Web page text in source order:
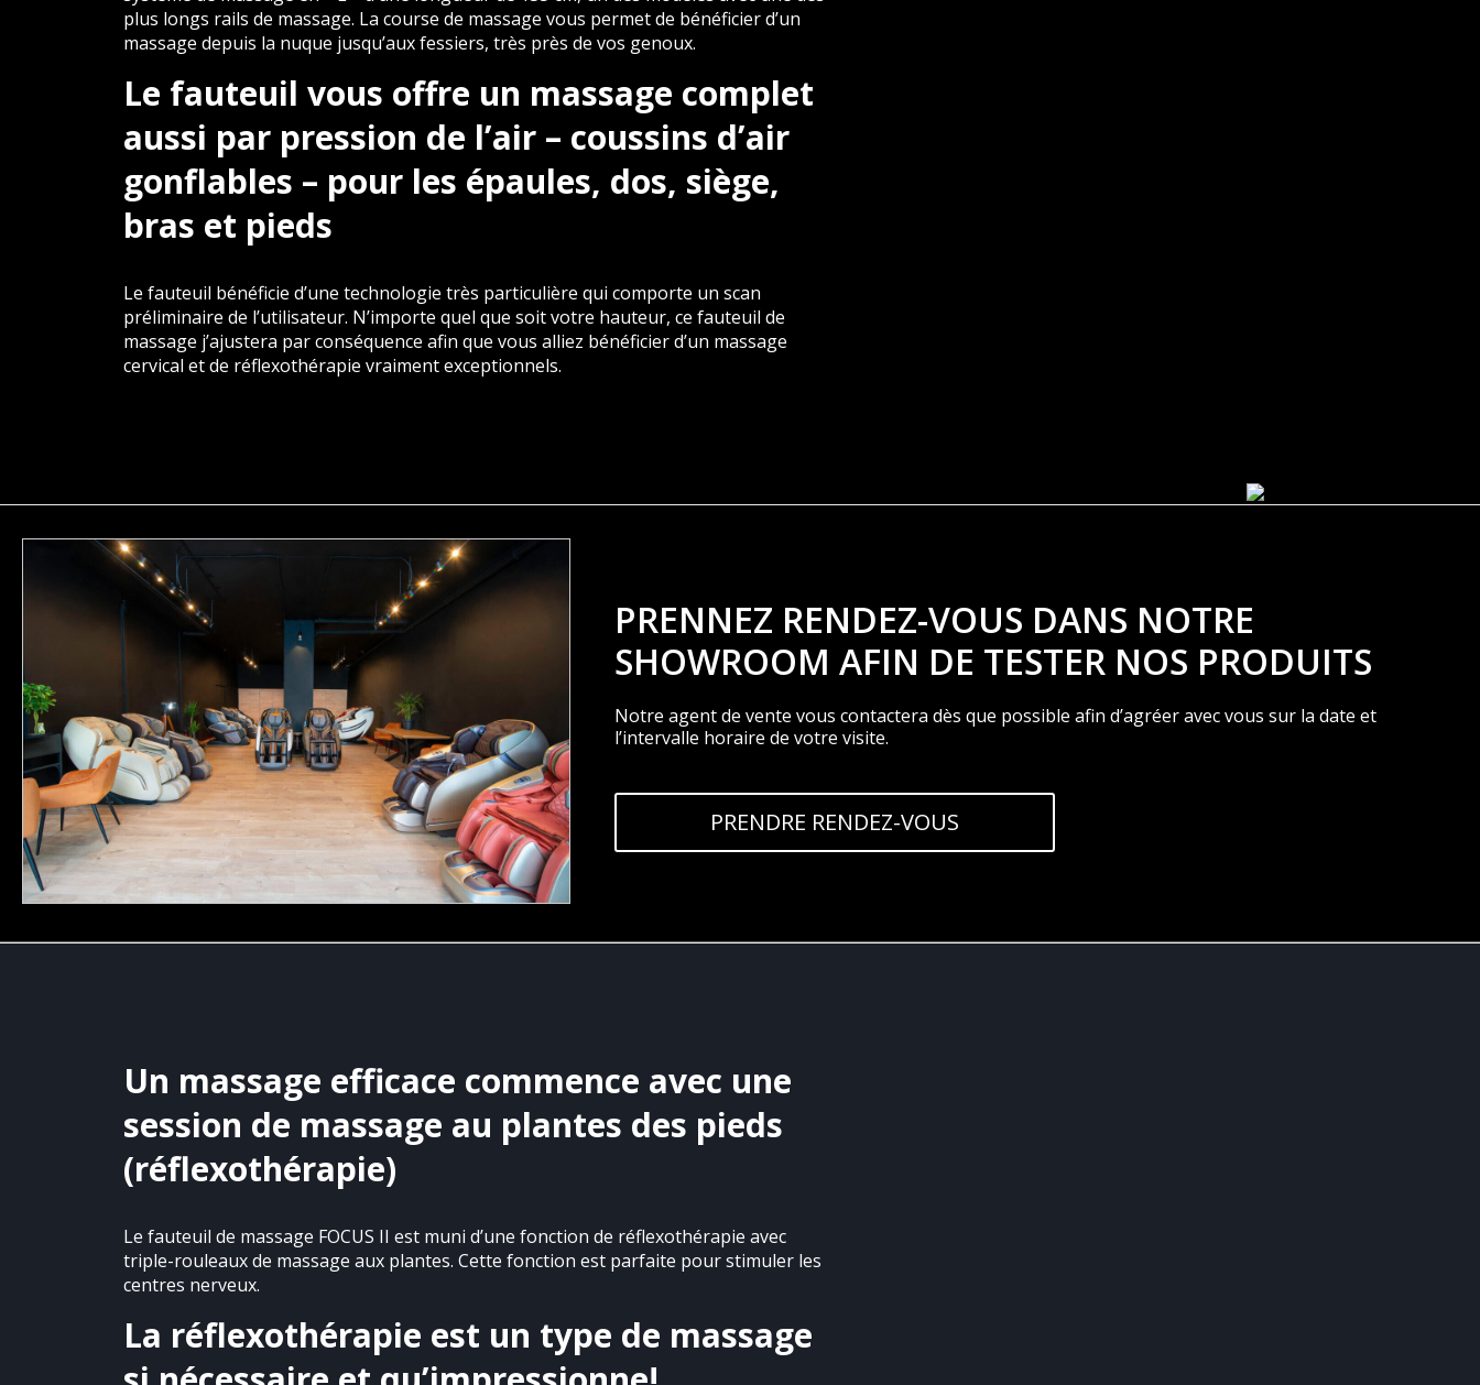
plus longs rails de massage. La course de massage vous permet de bénéficier d’un
massage depuis la nuque jusqu’aux fessiers, très près de vos genoux.
Le fauteuil vous offre un massage complet
aussi par pression de l’air – coussins d’air
gonflables – pour les épaules, dos, siège,
bras et pieds
Le fauteuil bénéficie d’une technologie très particulière qui comporte un scan
préliminaire de l’utilisateur. N’importe quel que soit votre hauteur, ce fauteuil de
massage j’ajustera par conséquence afin que vous alliez bénéficier d’un massage
cervical et de réflexothérapie vraiment exceptionnels.
PRENNEZ RENDEZ-VOUS DANS NOTRE
SHOWROOM AFIN DE TESTER NOS PRODUITS
Notre agent de vente vous contactera dès que possible afin d’agréer avec vous sur la date et
l’intervalle horaire de votre visite.
PRENDRE RENDEZ-VOUS
Un massage efficace commence avec une
session de massage au plantes des pieds
(réflexothérapie)
Le fauteuil de massage FOCUS II est muni d’une fonction de réflexothérapie avec
triple-rouleaux de massage aux plantes. Cette fonction est parfaite pour stimuler les
centres nerveux.
La réflexothérapie est un type de massage